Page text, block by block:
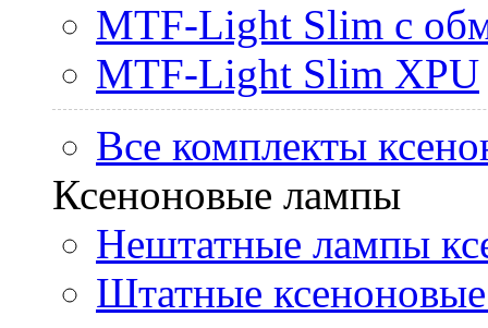
MTF-Light Slim с
MTF-Light Slim XPU
Все комплекты
Ксеноновые лампы
Нештатные лампы
Штатные